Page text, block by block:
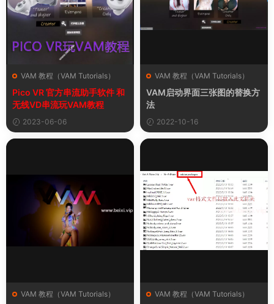
VAM 教程（VAM Tutorials）
Pico VR 官方串流助手软件 和
无线VD串流玩VAM教程
2023-06-06
VAM 教程（VAM Tutorials）
VAM启动界面三张图的替换方
法
2022-10-16
VAM 教程（VAM Tutorials） VAM 教程（VAM Tutorials）